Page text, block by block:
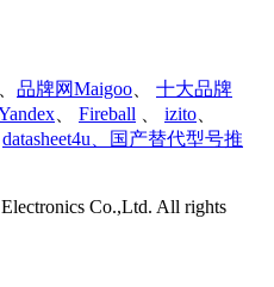
品牌网Maigoo
十大品牌
Fireball izito
datasheet4u、国产替代型号推
Co.,Ltd. All rights